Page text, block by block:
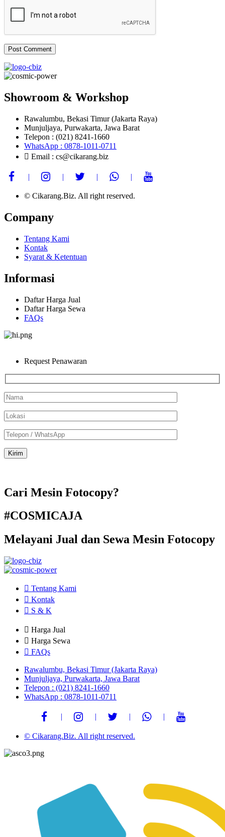
Showroom & Workshop
Rawalumbu, Bekasi Timur (Jakarta Raya)
Munjuljaya, Purwakarta, Jawa Barat
Telepon : (021) 8241-1660
WhatsApp : 0878-1011-0711
Email : cs@cikarang.biz
© Cikarang.Biz. All right reserved.
Company
Tentang Kami
Kontak
Syarat & Ketentuan
Informasi
Daftar Harga Jual
Daftar Harga Sewa
FAQs
Request Penawaran
Cari Mesin Fotocopy?
#COSMICAJA
Melayani Jual dan Sewa Mesin Fotocopy
Tentang Kami
Kontak
S & K
Harga Jual
Harga Sewa
FAQs
Rawalumbu, Bekasi Timur (Jakarta Raya)
Munjuljaya, Purwakarta, Jawa Barat
Telepon : (021) 8241-1660
WhatsApp : 0878-1011-0711
© Cikarang.Biz. All right reserved.